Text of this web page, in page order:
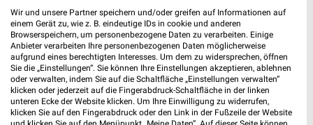
Gültig bis Sa. 29.08. Gültig bis Fr. 14.08.
EDEKA REWE
Wir und unsere Partner speichern und/oder greifen auf Informationen auf
einem Gerät zu, wie z. B. eindeutige IDs in cookie und anderen
Browserspeichern, um personenbezogene Daten zu verarbeiten. Einige
Anbieter verarbeiten Ihre personenbezogenen Daten möglicherweise
aufgrund eines berechtigten Interesses. Um dem zu widersprechen, öffnen
Sie die „Einstellungen“. Sie können Ihre Einstellungen akzeptieren, ablehnen
oder verwalten, indem Sie auf die Schaltfläche „Einstellungen verwalten“
klicken oder jederzeit auf die Fingerabdruck-Schaltfläche in der linken
unteren Ecke der Website klicken. Um Ihre Einwilligung zu widerrufen,
klicken Sie auf den Fingerabdruck oder den Link in der Fußzeile der Website